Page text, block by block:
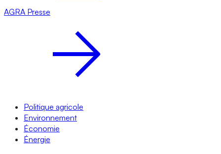
AGRA Presse
Politique agricole
Environnement
Économie
Énergie